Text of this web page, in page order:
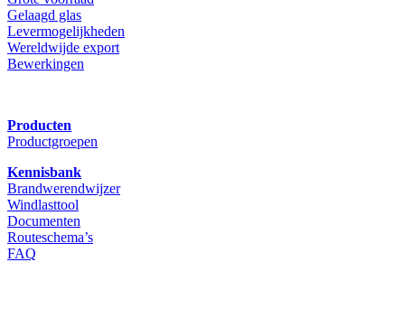
Gelaagd glas
Levermogelijkheden
Wereldwijde export
Bewerkingen
Producten
Productgroepen
Kennisbank
Brandwerendwijzer
Windlasttool
Documenten
Routeschema’s
FAQ